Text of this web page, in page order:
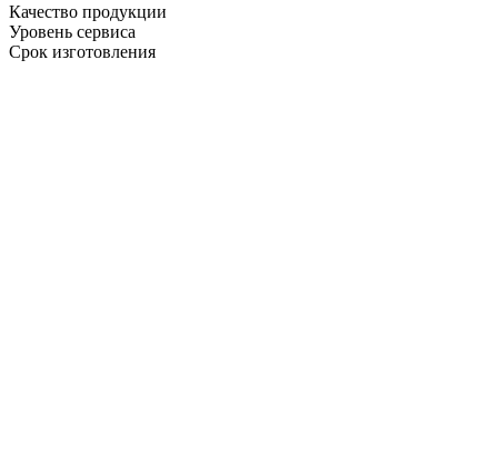
Качество продукции
Уровень сервиса
Срок изготовления